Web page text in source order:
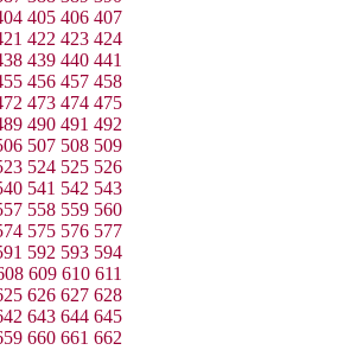
405 406 407
422 423 424
439 440 441
456 457 458
473 474 475
490 491 492
507 508 509
524 525 526
541 542 543
558 559 560
575 576 577
592 593 594
609 610 611
626 627 628
643 644 645
660 661 662